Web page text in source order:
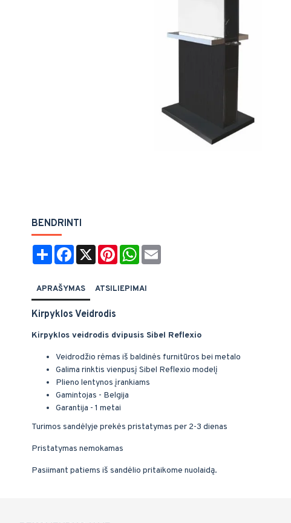
BENDRINTI
Share Facebook
X PinterestWhatsApp
APRAŠYMAS ATSILIEPIMAI
Kirpyklos Veidrodis
Kirpyklos veidrodis dvipusis Sibel Reflexio
Veidrodžio rėmas iš baldinės furnitūros bei metalo
Galima rinktis vienpusį Sibel Reflexio modelį
Plieno lentynos įrankiams
Gamintojas - Belgija
Garantija - 1 metai
Turimos sandėlyje prekės pristatymas per 2-3 dienas
Pristatymas nemokamas
Pasiimant patiems iš sandėlio pritaikome nuolaidą.